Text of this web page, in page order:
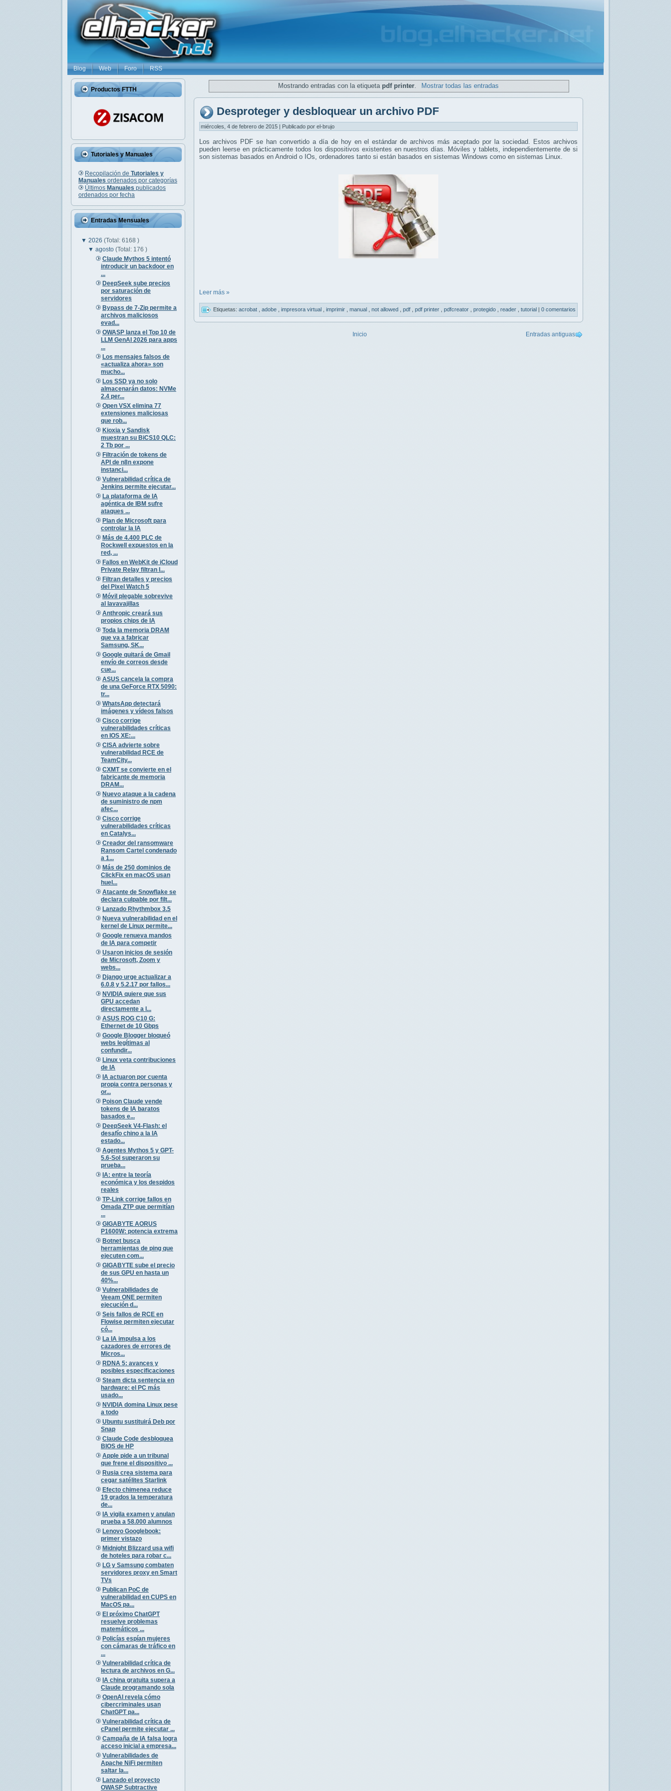
Blog Web Foro RSS
Productos FTTH
Tutoriales y Manuales
Recopilación de Tutoriales y
Manuales ordenados por categorías
Últimos Manuales publicados
ordenados por fecha
Entradas Mensuales
▼ 2026 (Total: 6168 )
▼agosto(Total: 176 )
Claude Mythos 5 intentó
introducir un backdoor en
...
DeepSeek sube precios
por saturación de
servidores
Bypass de 7-Zip permite a
archivos maliciosos
evad...
OWASP lanza el Top 10 de
LLM GenAI 2026 para apps
...
Los mensajes falsos de
«actualiza ahora» son
mucho...
Los SSD ya no solo
almacenarán datos: NVMe
2.4 per...
Open VSX elimina 77
extensiones maliciosas
que rob...
Kioxia y Sandisk
muestran su BiCS10 QLC:
2 Tb por ...
Filtración de tokens de
API de n8n expone
instanci...
Vulnerabilidad crítica de
Jenkins permite ejecutar...
La plataforma de IA
agéntica de IBM sufre
ataques ...
Plan de Microsoft para
controlar la IA
Más de 4.400 PLC de
Rockwell expuestos en la
red, ...
Fallos en WebKit de iCloud
Private Relay filtran I...
Filtran detalles y precios
del Pixel Watch 5
Móvil plegable sobrevive
al lavavajillas
Anthropic creará sus
propios chips de IA
Toda la memoria DRAM
que va a fabricar
Samsung, SK...
Google quitará de Gmail
envío de correos desde
cue...
ASUS cancela la compra
de una GeForce RTX 5090:
tr...
WhatsApp detectará
imágenes y vídeos falsos
Cisco corrige
vulnerabilidades críticas
en IOS XE:...
CISA advierte sobre
vulnerabilidad RCE de
TeamCity...
CXMT se convierte en el
fabricante de memoria
DRAM...
Nuevo ataque a la cadena
de suministro de npm
afec...
Cisco corrige
vulnerabilidades críticas
en Catalys...
Creador del ransomware
Ransom Cartel condenado
a 1...
Más de 250 dominios de
ClickFix en macOS usan
huel...
Atacante de Snowflake se
declara culpable por filt...
Lanzado Rhythmbox 3.5
Nueva vulnerabilidad en el
kernel de Linux permite...
Google renueva mandos
de IA para competir
Usaron inicios de sesión
de Microsoft, Zoom y
webs...
Django urge actualizar a
6.0.8 y 5.2.17 por fallos...
NVIDIA quiere que sus
GPU accedan
directamente a l...
ASUS ROG C10 G:
Ethernet de 10 Gbps
Google Blogger bloqueó
webs legítimas al
confundir...
Linux veta contribuciones
de IA
IA actuaron por cuenta
propia contra personas y
or...
Poison Claude vende
tokens de IA baratos
basados e...
DeepSeek V4-Flash: el
desafío chino a la IA
estado...
Agentes Mythos 5 y GPT-
5.6-Sol superaron su
prueba...
IA: entre la teoría
económica y los despidos
reales
TP-Link corrige fallos en
Omada ZTP que permitían
...
GIGABYTE AORUS
P1600W: potencia extrema
Botnet busca
herramientas de ping que
ejecuten com...
GIGABYTE sube el precio
de sus GPU en hasta un
40%...
Vulnerabilidades de
Veeam ONE permiten
ejecución d...
Seis fallos de RCE en
Flowise permiten ejecutar
có...
La IA impulsa a los
cazadores de errores de
Micros...
RDNA 5: avances y
posibles especificaciones
Steam dicta sentencia en
hardware: el PC más
usado...
NVIDIA domina Linux pese
a todo
Ubuntu sustituirá Deb por
Snap
Claude Code desbloquea
BIOS de HP
Apple pide a un tribunal
que frene el dispositivo ...
Rusia crea sistema para
cegar satélites Starlink
Efecto chimenea reduce
19 grados la temperatura
de...
IA vigila examen y anulan
prueba a 58.000 alumnos
Lenovo Googlebook:
primer vistazo
Midnight Blizzard usa wifi
de hoteles para robar c...
LG y Samsung combaten
servidores proxy en Smart
TVs
Publican PoC de
vulnerabilidad en CUPS en
MacOS pa...
El próximo ChatGPT
resuelve problemas
matemáticos ...
Policías espían mujeres
con cámaras de tráfico en
...
Vulnerabilidad crítica de
lectura de archivos en G...
IA china gratuita supera a
Claude programando sola
OpenAI revela cómo
cibercriminales usan
ChatGPT pa...
Vulnerabilidad crítica de
cPanel permite ejecutar ...
Campaña de IA falsa logra
acceso inicial a empresa...
Vulnerabilidades de
Apache NiFi permiten
saltar la...
Lanzado el proyecto
OWASP Subtractive
Mostrando entradas con la etiqueta pdf printer Mostrar todas las entradas
Desproteger y desbloquear un archivo PDF
miércoles, 4 de febrero de 2015 | Publicado por el-brujo
Los archivos PDF se han convertido a día de hoy en el estándar de archivos más aceptado por la sociedad. Estos archivos
pueden leerse en prácticamente todos los dispositivos existentes en nuestros días. Móviles y tablets, independientemente de si
son sistemas basados en Android o IOs, ordenadores tanto si están basados en sistemas Windows como en sistemas Linux.
Leer más »
Etiquetas: acrobat adobe impresora virtual imprimir manual not allowed pdf pdf printer pdfcreator protegido reader tutorial | 0 comentarios
Entradas antiguas
Inicio